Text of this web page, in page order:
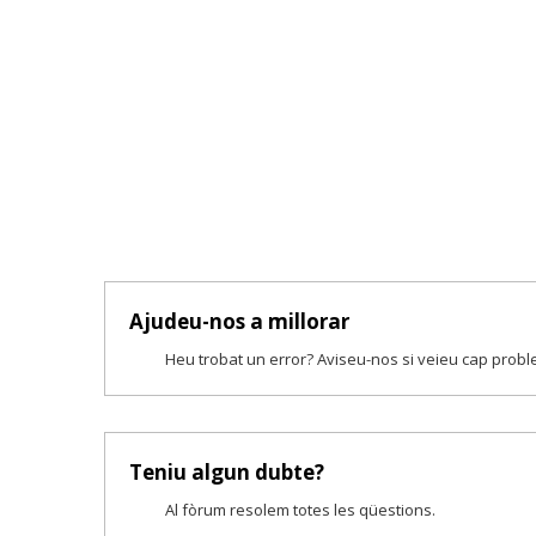
Ajudeu-nos a millorar
Heu trobat un error? Aviseu-nos si veieu cap
Teniu algun dubte?
Al fòrum resolem totes les qüestions.